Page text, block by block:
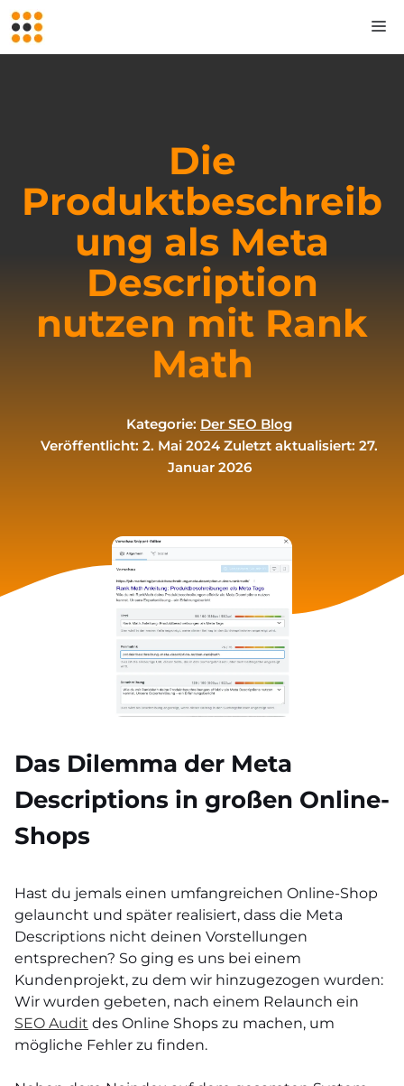
Zum
Inhalt
springen
Die
Produktbeschreib
ung als Meta
Description
nutzen mit Rank
Math
Kategorie: Der SEO Blog
Veröffentlicht: 2. Mai 2024 Zuletzt aktualisiert: 27.
Januar 2026
Das Dilemma der Meta
Descriptions in großen Online-
Shops
Hast du jemals einen umfangreichen Online-Shop
gelauncht und später realisiert, dass die Meta
Descriptions nicht deinen Vorstellungen
entsprechen? So ging es uns bei einem
Kundenprojekt, zu dem wir hinzugezogen wurden:
Wir wurden gebeten, nach einem Relaunch ein
SEO Audit des Online Shops zu machen, um
mögliche Fehler zu finden.